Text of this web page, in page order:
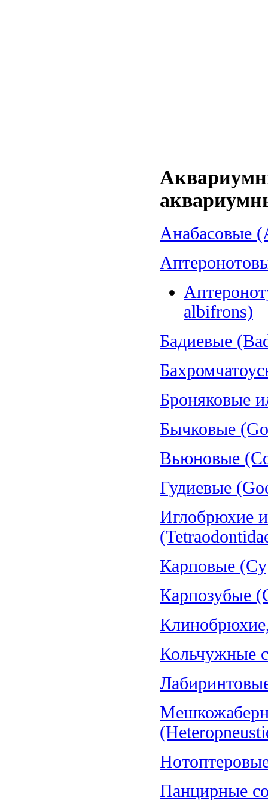
Анабасовые
albifrons)
Бадиевые
Броняковые
Бычковые
Вьюновые
Гудиевые
Иглобрюхие
Карповые
Карпозубые
Кольчужные
Панцирные